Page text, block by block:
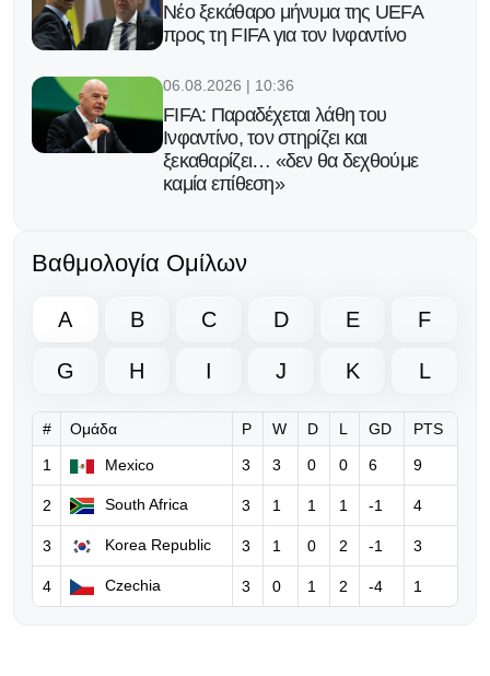
Νέο ξεκάθαρο μήνυμα της UEFA
προς τη FIFA για τον Ινφαντίνο
06.08.2026 | 10:36
FIFA: Παραδέχεται λάθη του
Ινφαντίνο, τον στηρίζει και
ξεκαθαρίζει… «δεν θα δεχθούμε
καμία επίθεση»
Ο Ινφαντίνο υπόσχεται τον τελικό
να πάρει δημόσια στήριξη!
Eπίθεση Φίγκο κατά του Ινφαντίνο:
σωθεί το ποδόσφαιρο»
04.08.2026 | 13:12
«Έπρεπε να σε σκοτώσουν» -
Σοκάρουν οι απειλές στον Μπόρχα
Ιγκλέσιας!
Βαθμολογία Ομίλων
A B C D E F
G H I J K L
# Ομάδα P W D L GD PTS
1 Mexico 3 3 0 0 6 9
2 South Africa 3 1 1 1 -1 4
3 Korea Republic 3 1 0 2 -1 3
4 Czechia 3 0 1 2 -4 1